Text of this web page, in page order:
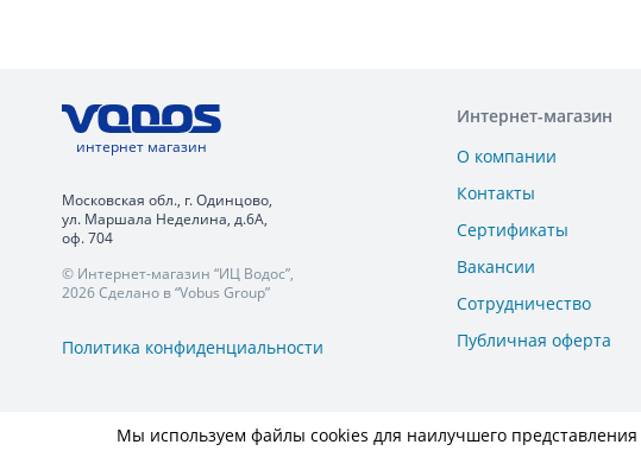
интернет магазин
Московская обл., г. Одинцово,
ул. Маршала Неделина, д.6А,
оф. 704
© Интернет-магазин “ИЦ Водос”,
2026 Сделано в “Vobus Group”
Политика конфиденциальности
Интернет-магазин
О компании
Контакты
Сертификаты
Вакансии
Сотрудничество
Публичная оферта
Мы используем файлы cookies для наилучшего